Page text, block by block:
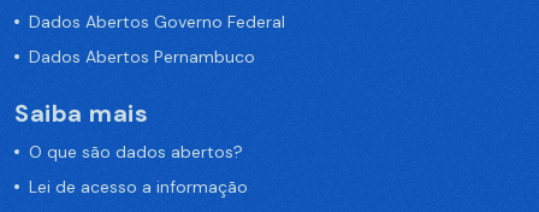
Dados Abertos Governo Federal
Dados Abertos Pernambuco
Saiba mais
O que são dados abertos?
Lei de acesso a informação